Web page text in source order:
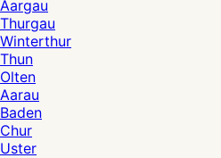
Aargau
Thurgau
Winterthur
Thun
Olten
Aarau
Baden
Chur
Uster